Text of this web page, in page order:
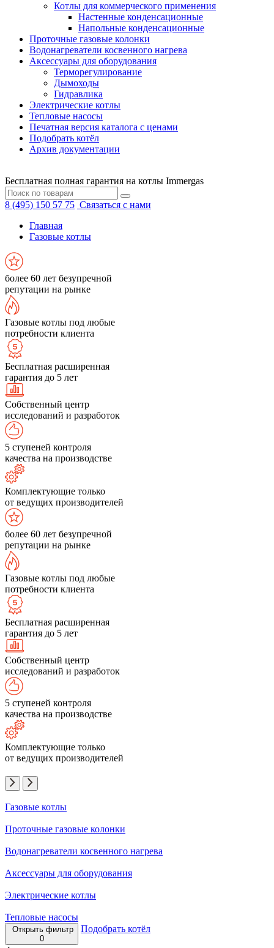
Котлы для коммерческого применения
Настенные конденсационные
Напольные конденсационные
Проточные газовые колонки
Водонагреватели косвенного нагрева
Аксессуары для оборудования
Терморегулирование
Дымоходы
Гидравлика
Электрические котлы
Тепловые насосы
Печатная версия каталога с ценами
Подобрать котёл
Архив документации
Бесплатная полная гарантия на котлы Immergas
8 (495) 150 57 75 Связаться с нами
Главная
Газовые котлы
более 60 лет безупречной
репутации на рынке
Газовые котлы под любые
потребности клиента
Бесплатная расширенная
гарантия до 5 лет
Собственный центр
исследований и разработок
5 ступеней контроля
качества на производстве
Комплектующие только
от ведущих производителей
более 60 лет безупречной
репутации на рынке
Газовые котлы под любые
потребности клиента
Бесплатная расширенная
гарантия до 5 лет
Собственный центр
исследований и разработок
5 ступеней контроля
качества на производстве
Комплектующие только
от ведущих производителей
Газовые котлы
Проточные газовые колонки
Водонагреватели косвенного нагрева
Аксессуары для оборудования
Электрические котлы
Тепловые насосы
Открыть фильтр
0
Подобрать котёл